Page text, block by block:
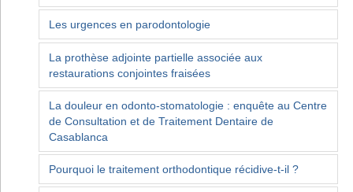
Les urgences en parodontologie
La prothèse adjointe partielle associée aux
restaurations conjointes fraisées
La douleur en odonto-stomatologie : enquête au Centre
de Consultation et de Traitement Dentaire de
Casablanca
Pourquoi le traitement orthodontique récidive-t-il ?